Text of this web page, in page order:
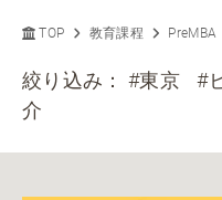
TOP 教育課程 PreMBA
絞り込み：#東京 #
介